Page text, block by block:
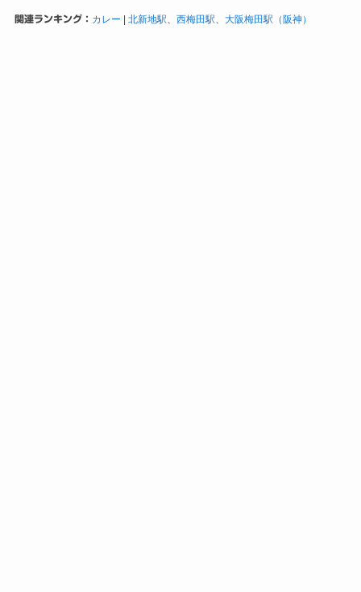
関連ランキング： カレー 北新地駅、 西梅田駅、 大阪梅田駅（阪神）